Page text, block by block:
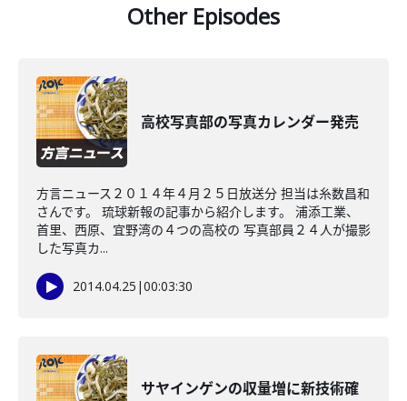
Other Episodes
高校写真部の写真カレンダー発売
方言ニュース２０１４年４月２５日放送分 担当は糸数昌和
さんです。 琉球新報の記事から紹介します。 浦添工業、
首里、西原、宜野湾の４つの高校の 写真部員２４人が撮影
した写真カ...
2014.04.25 |00:03:30
サヤインゲンの収量増に新技術確